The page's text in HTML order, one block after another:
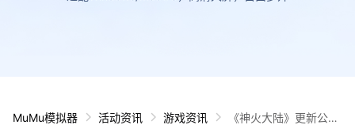
MuMu模拟器 活动资讯 游戏资讯
《神火大陆》更新公告